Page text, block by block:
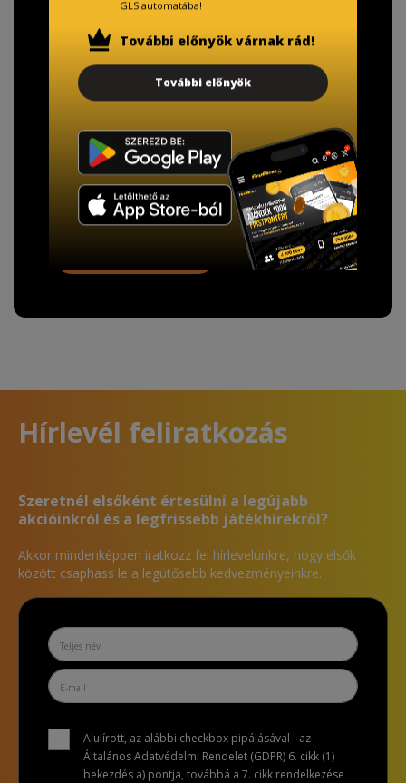
TISZTELT VÁSÁRLÓNK!
Fizetésnél kérje az ingyenes adattörlő kódot
A Kormány döntése alapján a kereskedő minden tartós
adathordozó termék vásárlásakor köteles ingyenes
adattörlő kódot biztosítani.
Hírlevél feliratkozás
Szeretnél elsőként értesülni a legújabb
akcióinkról és a legfrissebb játékhírekről?
Akkor mindenképpen iratkozz fel hírlevelünkre, hogy elsők
között csaphass le a legütősebb kedvezményeinkre.
Alulírott, az alábbi checkbox pipálásával - az
Általános Adatvédelmi Rendelet (GDPR) 6. cikk (1)
bekezdés a) pontja, továbbá a 7. cikk rendelkezése
GLS automatába!
További előnyök várnak rád!
További előnyök